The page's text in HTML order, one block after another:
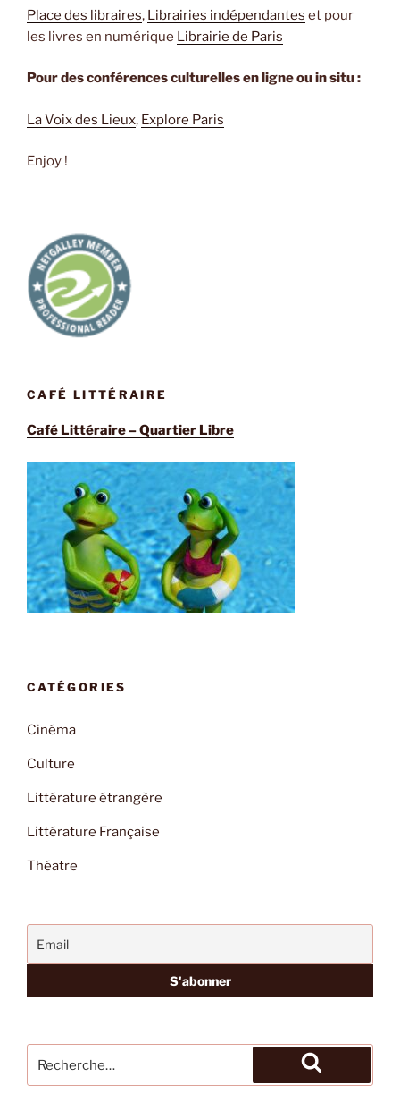
Place des libraires, Librairies indépendantes et pour
les livres en numérique Librairie de Paris
Pour des conférences culturelles en ligne ou in situ :
La Voix des Lieux, Explore Paris
Enjoy !
CAFÉ LITTÉRAIRE
Café Littéraire – Quartier Libre
CATÉGORIES
Cinéma
Culture
Littérature étrangère
Littérature Française
Théatre
pour
Recherche